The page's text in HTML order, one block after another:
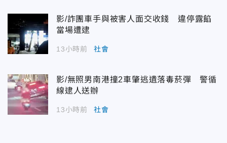
影/詐團車手與被害人面交收錢 違停露餡
當場遭逮
13小時前 社會
影/無照男南港撞2車肇逃遺落毒菸彈 警循
線逮人送辦
13小時前 社會